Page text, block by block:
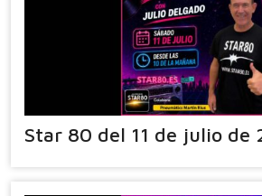
Star 80 del 11 de julio de